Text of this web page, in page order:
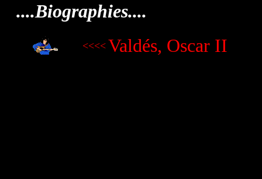
....Biographies....
<<<< Valdés, Oscar II